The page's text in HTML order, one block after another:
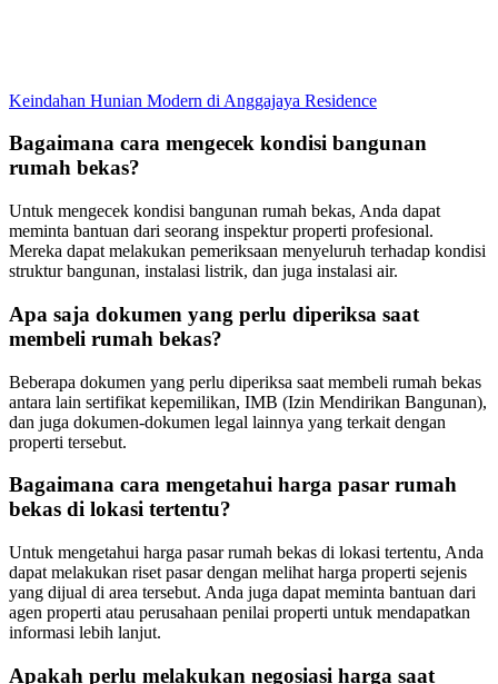
Keindahan Hunian Modern di Anggajaya Residence
Bagaimana cara mengecek kondisi bangunan
rumah bekas?
Untuk mengecek kondisi bangunan rumah bekas, Anda dapat
meminta bantuan dari seorang inspektur properti profesional.
Mereka dapat melakukan pemeriksaan menyeluruh terhadap kondisi
struktur bangunan, instalasi listrik, dan juga instalasi air.
Apa saja dokumen yang perlu diperiksa saat
membeli rumah bekas?
Beberapa dokumen yang perlu diperiksa saat membeli rumah bekas
antara lain sertifikat kepemilikan, IMB (Izin Mendirikan Bangunan),
dan juga dokumen-dokumen legal lainnya yang terkait dengan
properti tersebut.
Bagaimana cara mengetahui harga pasar rumah
bekas di lokasi tertentu?
Untuk mengetahui harga pasar rumah bekas di lokasi tertentu, Anda
dapat melakukan riset pasar dengan melihat harga properti sejenis
yang dijual di area tersebut. Anda juga dapat meminta bantuan dari
agen properti atau perusahaan penilai properti untuk mendapatkan
informasi lebih lanjut.
Apakah perlu melakukan negosiasi harga saat